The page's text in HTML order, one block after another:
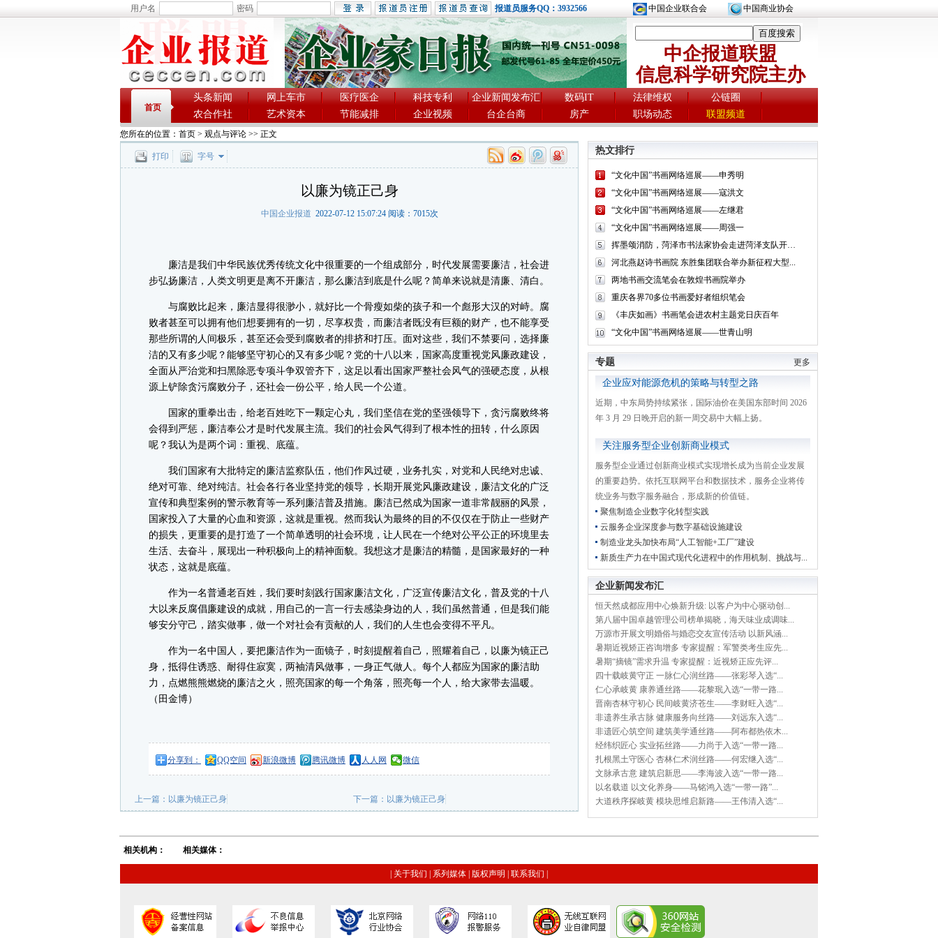
中国企业联合会 中国商业协会
用户名 密码 报道员服务QQ：3932566
中企报道联盟
信息科学研究院主办
首页
头条新闻 网上车市 医疗医企 科技专利 企业新闻发布汇 数码IT 法律维权
公链圈
农合作社
艺术资本 节能减排 企业视频 台企台商 房产 职场动态 联盟频道
您所在的位置： 首页 > 观点与评论 >> 正文
打印 字号
以廉为镜正己身
中国企业报道 2022-07-12 15:07:24 阅读： 7015次
廉洁是我们中华民族优秀传统文化中很重要的一个组成部分，时代发展需要廉洁，社会进
步弘扬廉洁，人类文明更是离不开廉洁，那么廉洁到底是什么呢？简单来说就是清廉、清白。
与腐败比起来，廉洁显得很渺小，就好比一个骨瘦如柴的孩子和一个彪形大汉的对峙。腐
败者甚至可以拥有他们想要拥有的一切，尽享权贵，而廉洁者既没有巨额的财产，也不能享受
那些所谓的人间极乐，甚至还会受到腐败者的排挤和打压。面对这些，我们不禁要问，选择廉
洁的又有多少呢？能够坚守初心的又有多少呢？党的十八以来，国家高度重视党风廉政建设，
全面从严治党和扫黑除恶专项斗争双管齐下，这足以看出国家严整社会风气的强硬态度，从根
源上铲除贪污腐败分子，还社会一份公平，给人民一个公道。
国家的重拳出击，给老百姓吃下一颗定心丸，我们坚信在党的坚强领导下，贪污腐败终将
会得到严惩，廉洁奉公才是时代发展主流。我们的社会风气得到了根本性的扭转，什么原因
呢？我认为是两个词：重视、底蕴。
我们国家有大批特定的廉洁监察队伍，他们作风过硬，业务扎实，对党和人民绝对忠诚、
绝对可靠、绝对纯洁。社会各行各业坚持党的领导，长期开展党风廉政建设，廉洁文化的广泛
宣传和典型案例的警示教育等一系列廉洁普及措施。廉洁已然成为国家一道非常靓丽的风景，
国家投入了大量的心血和资源，这就是重视。然而我认为最终的目的不仅仅在于防止一些财产
的损失，更重要的是打造了一个简单透明的社会环境，让人民在一个绝对公平公正的环境里去
生活、去奋斗，展现出一种积极向上的精神面貌。我想这才是廉洁的精髓，是国家最好的一种
状态，这就是底蕴。
作为一名普通老百姓，我们要时刻践行国家廉洁文化，广泛宣传廉洁文化，普及党的十八
大以来反腐倡廉建设的成就，用自己的一言一行去感染身边的人，我们虽然普通，但是我们能
够安分守己，踏实做事，做一个对社会有贡献的人，我们的人生也会变得不平凡。
作为一名中国人，要把廉洁作为一面镜子，时刻提醒着自己，照耀着自己，以廉为镜正己
身，抵得住诱惑、耐得住寂寞，两袖清风做事，一身正气做人。每个人都应为国家的廉洁助
力，点燃熊熊燃烧的廉洁之火，照亮国家的每一个角落，照亮每一个人，给大家带去温暖。
（田金博）
分享到： QQ空间 新浪微博 腾讯微博 人人网 微信
上一篇： 以廉为镜正己身 下一篇： 以廉为镜正己身
热文排行
“文化中国”书画网络巡展——申秀明
“文化中国”书画网络巡展——寇洪文
“文化中国”书画网络巡展——左继君
“文化中国”书画网络巡展——周强一
挥墨颂消防，菏泽市书法家协会走进菏泽支队开展...
河北燕赵诗书画院 东胜集团联合举办新征程大型...
两地书画交流笔会在敦煌书画院举办
重庆各界70多位书画爱好者组织笔会
《丰庆如画》书画笔会进农村主题党日庆百年
“文化中国”书画网络巡展——世青山明
更多
专题
企业应对能源危机的策略与转型之路
近期，中东局势持续紧张，国际油价在美国东部时间 2026
年 3 月 29 日晚开启的新一周交易中大幅上扬。
关注服务型企业创新商业模式
服务型企业通过创新商业模式实现增长成为当前企业发展
的重要趋势。依托互联网平台和数据技术，服务企业将传
统业务与数字服务融合，形成新的价值链。
聚焦制造企业数字化转型实践
云服务企业深度参与数字基础设施建设
制造业龙头加快布局“人工智能+工厂”建设
新质生产力在中国式现代化进程中的作用机制、挑战与...
企业新闻发布汇
恒天然成都应用中心焕新升级: 以客户为中心驱动创...
第八届中国卓越管理公司榜单揭晓，海天味业成调味...
万源市开展文明婚俗与婚恋交友宣传活动 以新风涵...
暑期近视矫正咨询增多 专家提醒：军警类考生应先...
暑期“摘镜”需求升温 专家提醒：近视矫正应先评...
四十载岐黄守正 一脉仁心润丝路——张彩琴入选“...
仁心承岐黄 康养通丝路——花黎珉入选“一带一路...
晋南杏林守初心 民间岐黄济苍生——李财旺入选“...
非遗养生承古脉 健康服务向丝路——刘远东入选“...
非遗匠心筑空间 建筑美学通丝路——阿布都热依木...
经纬织匠心 实业拓丝路——力尚于入选“一带一路...
扎根黑土守医心 杏林仁术润丝路——何宏继入选“...
文脉承古意 建筑启新思——李海波入选“一带一路...
以名载道 以文化养身——马铭鸿入选“一带一路”...
大道秩序探岐黄 模块思维启新路——王伟清入选“...
相关机构： 相关媒体：
关于我们 系列媒体 版权声明 联系我们